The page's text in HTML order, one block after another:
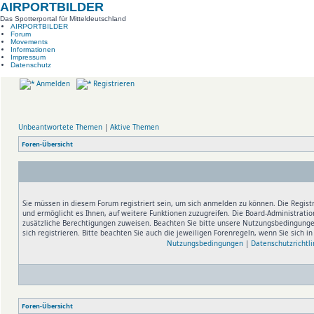
AIRPORTBILDER
Das Spotterportal für Mitteldeutschland
AIRPORTBILDER
Forum
Movements
Informationen
Impressum
Datenschutz
Anmelden Registrieren
Unbeantwortete Themen | Aktive Themen
Foren-Übersicht
Sie müssen in diesem Forum registriert sein, um sich anmelden zu können. Die
und ermöglicht es Ihnen, auf weitere Funktionen zuzugreifen. Die Board-
zusätzliche Berechtigungen zuweisen. Beachten Sie bitte unsere
sich registrieren. Bitte beachten Sie auch die jeweiligen Forenregeln, wenn Sie sich
Nutzungsbedingungen |
Foren-Übersicht